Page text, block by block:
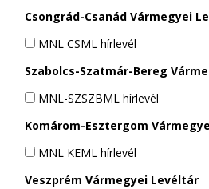
Csongrád-Csanád Vármegyei
MNL CSML hírlevél
Szabolcs-Szatmár-Bereg
MNL-SZSZBML hírlevél
Komárom-Esztergom
MNL KEML hírlevél
Veszprém Vármegyei Levéltár